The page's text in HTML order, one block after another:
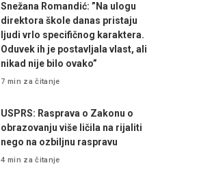
Snežana Romandić: ”Na ulogu
direktora škole danas pristaju
ljudi vrlo specifičnog karaktera.
Oduvek ih je postavljala vlast, ali
nikad nije bilo ovako”
7 min za čitanje
USPRS: Rasprava o Zakonu o
obrazovanju više ličila na rijaliti
nego na ozbiljnu raspravu
4 min za čitanje